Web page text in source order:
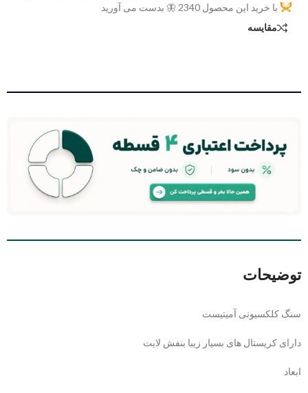
با خرید این محصول 2340 🦋 بدست می آورید
مقایسه
توضیحات
سنگ کلکسیونی آمیتیست
دارای کریستال های بسیار زیبا بنفش لایت
ابعاد